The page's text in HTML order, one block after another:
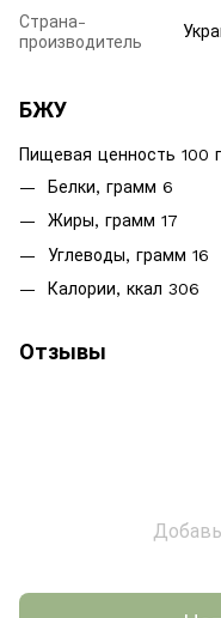
Страна-
производитель
БЖУ
Пищевая ценность 100
Белки, грамм 6
Жиры, грамм 17
Углеводы, грамм 16
Калории, ккал 306
Отзывы